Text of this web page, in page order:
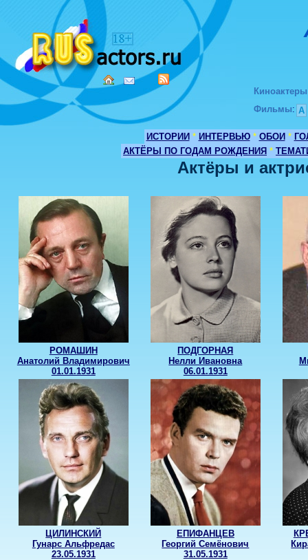
Киноактеры
Фильмы: А
ИСТОРИИ * ИНТЕРВЬЮ * ОБОИ *
АКТЁРЫ ПО ГОДАМ РОЖДЕНИЯ *
Актёры и
РОМАШИН
Анатолий Владимирович
01.01.1931
ПОДГОРНАЯ
Нелли Ивановна
06.01.1931
ЦИЛИНСКИЙ
Гунарс Альфредас
23.05.1931
ЕПИФАНЦЕВ
Георгий Семёнович
31.05.1931